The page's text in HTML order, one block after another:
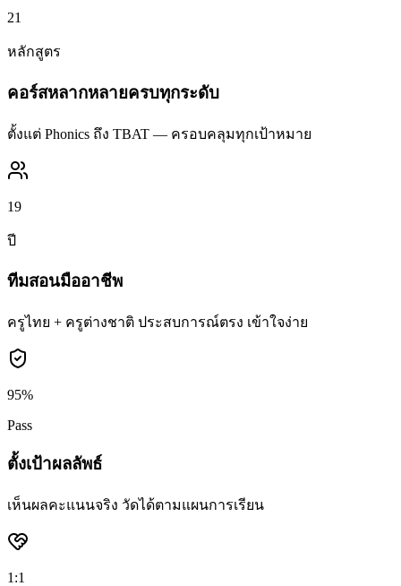
21
หลักสูตร
คอร์สหลากหลายครบทุกระดับ
ตั้งแต่ Phonics ถึง TBAT — ครอบคลุมทุกเป้าหมาย
19
ปี
ทีมสอนมืออาชีพ
ครูไทย + ครูต่างชาติ ประสบการณ์ตรง เข้าใจง่าย
95%
Pass
ตั้งเป้าผลลัพธ์
เห็นผลคะแนนจริง วัดได้ตามแผนการเรียน
1:1